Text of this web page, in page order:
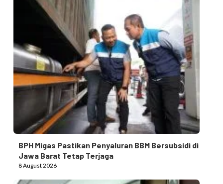
BPH Migas Pastikan Penyaluran BBM Bersubsidi di
Jawa Barat Tetap Terjaga
8 August 2026